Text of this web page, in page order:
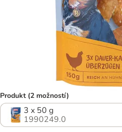
Produkt (2 možností)
3 x 50 g
1990249.0